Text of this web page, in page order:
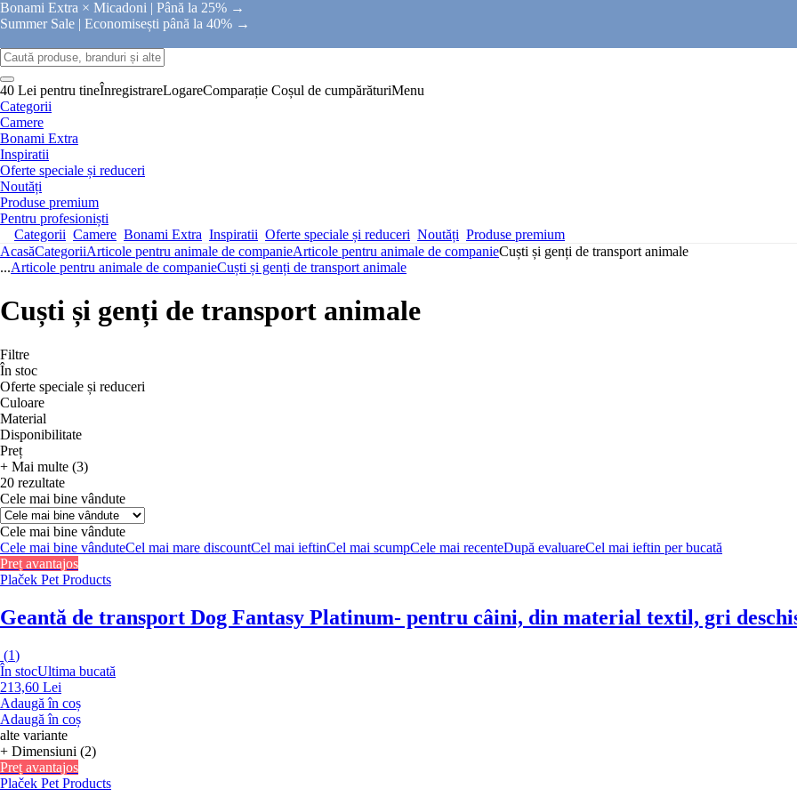
Bonami Extra × Micadoni | Până la 25% →
Summer Sale | Economisești până la 40% →
40 Lei pentru tineÎnregistrareLogareComparație Coșul de cumpărăturiMenu
Categorii
Camere
Bonami Extra
Inspiratii
Oferte speciale și reduceri
Noutăți
Produse premium
Pentru profesioniști
Categorii Camere Bonami Extra Inspiratii Oferte speciale și reduceri Noutăți Produse premium
AcasăCategoriiArticole pentru animale de companieArticole pentru animale de companieCuști și genți de transport animale
...Articole pentru animale de companieCuști și genți de transport animale
Cuști și genți de transport animale
Filtre
În stoc
Oferte speciale și reduceri
Culoare
Material
Disponibilitate
Preț
+ Mai multe (3)
20 rezultate
Cele mai bine vândute
Cele mai bine vândute
Cele mai bine vânduteCel mai mare discountCel mai ieftinCel mai scumpCele mai recenteDupă evaluareCel mai ieftin per bucată
Preț avantajos
Plaček Pet Products
Geantă de transport Dog Fantasy Platinum- pentru câini, din material textil, gri
(1)
În stocUltima bucată
213,60 Lei
Adaugă în coș
Adaugă în coș
alte variante
+ Dimensiuni (2)
Preț avantajos
Plaček Pet Products